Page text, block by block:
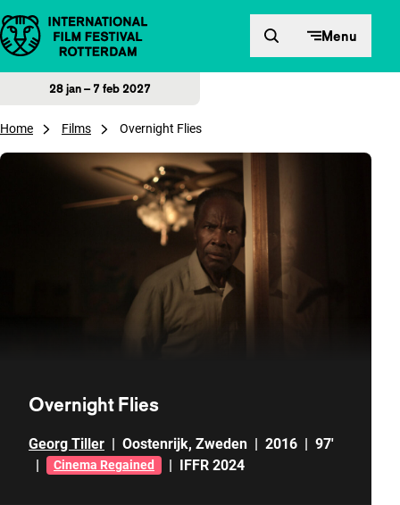
Direct naar inhoud Menu
28 jan – 7 feb 2027
Home Films Overnight Flies
Overnight Flies
Georg Tiller | Oostenrijk, Zweden | 2016 | 97'
|
Cinema Regained | IFFR 2024